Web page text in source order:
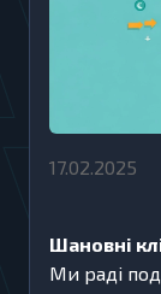
17.02.2025
Шановні
Ми раді